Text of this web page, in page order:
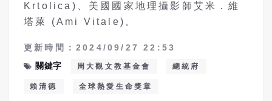
Krtolica)、美國國家地理攝影師艾米．維
塔萊 (Ami Vitale)。
更新時間：2024/09/27 22:53
關鍵字
周大觀文教基金會 總統府
賴清德 全球熱愛生命獎章